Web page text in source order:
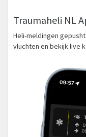
Traumaheli NL
Heli-meldingen
vluchten en bekijk live